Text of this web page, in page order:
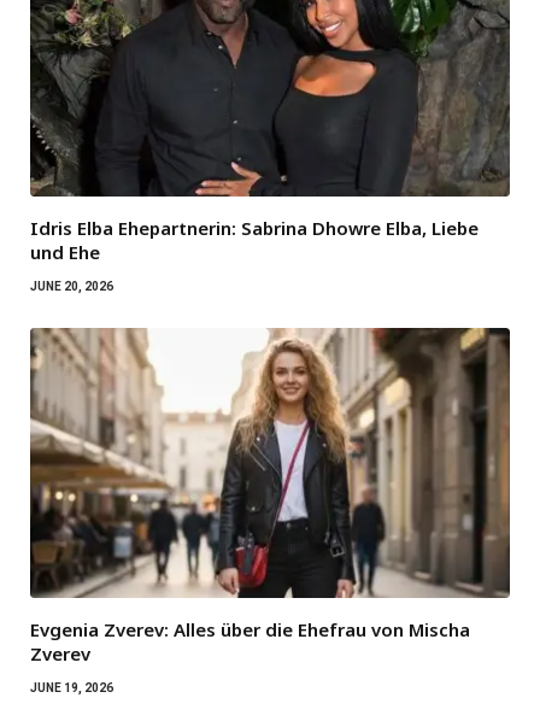
Idris Elba Ehepartnerin: Sabrina Dhowre Elba, Liebe
und Ehe
JUNE 20, 2026
Evgenia Zverev: Alles über die Ehefrau von Mischa
Zverev
JUNE 19, 2026